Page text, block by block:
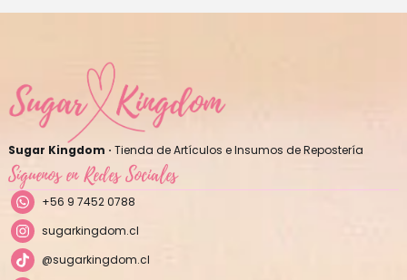
Sugar Kingdom · Tienda de Artículos e Insumos de Repostería
Síguenos en Redes Sociales
+56 9 7452 0788
sugarkingdom.cl
@sugarkingdom.cl